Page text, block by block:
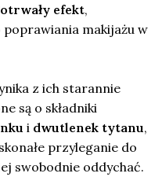
efekt,
makijażu w
z ich starannie
są o składniki
i dwutlenek tytanu,
przyleganie do
swobodnie oddychać.